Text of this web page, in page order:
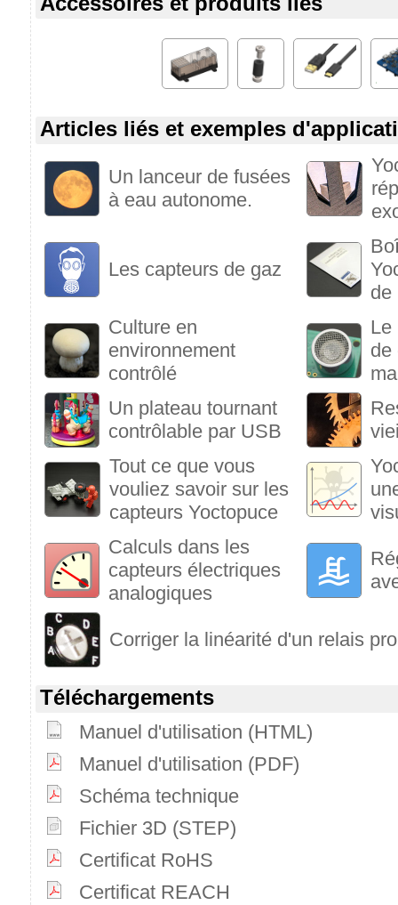
Articles liés et exemples
Un lanceur de fusées
à eau autonome.
Les capteurs de gaz
de
Culture en
environnement
contrôlé
Le
de
Un plateau tournant
contrôlable par USB
Tout ce que vous
vouliez savoir sur les
capteurs Yoctopuce
Calculs dans les
capteurs électriques
analogiques
Corriger la linéarité d'un relais
Téléchargements
Manuel d'utilisation (HTML)
Manuel d'utilisation (PDF)
Schéma technique
Fichier 3D (STEP)
Certificat RoHS
Certificat REACH